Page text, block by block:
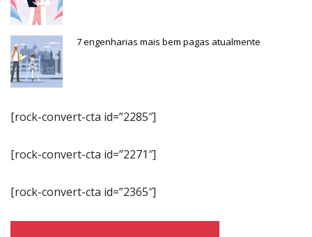
7 engenharias mais bem pagas atualmente
[rock-convert-cta id=”2285″]
[rock-convert-cta id=”2271″]
[rock-convert-cta id=”2365″]